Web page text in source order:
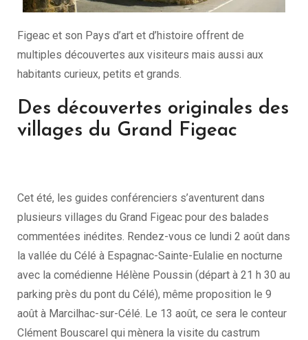
Figeac et son Pays d’art et d’histoire offrent de
multiples découvertes aux visiteurs mais aussi aux
habitants curieux, petits et grands.
Des découvertes originales des
villages du Grand Figeac
Cet été, les guides conférenciers s’aventurent dans
plusieurs villages du Grand Figeac pour des balades
commentées inédites. Rendez-vous ce lundi 2 août dans
la vallée du Célé à Espagnac-Sainte-Eulalie en nocturne
avec la comédienne Hélène Poussin (départ à 21 h 30 au
parking près du pont du Célé), même proposition le 9
août à Marcilhac-sur-Célé. Le 13 août, ce sera le conteur
Clément Bouscarel qui mènera la visite du castrum